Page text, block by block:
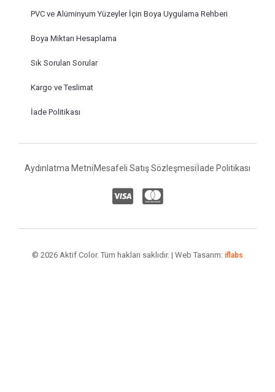
PVC ve Alüminyum Yüzeyler İçin Boya Uygulama Rehberi
Boya Miktarı Hesaplama
Sık Sorulan Sorular
Kargo ve Teslimat
İade Politikası
Aydınlatma MetniMesafeli Satış Sözleşmesiİade Politikası
© 2026 Aktif Color. Tüm hakları saklıdır. | Web Tasarım: iflabs